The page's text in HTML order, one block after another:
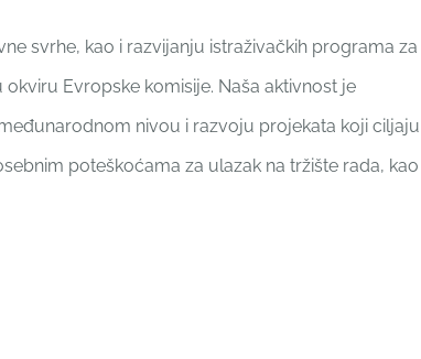
svrhe, kao i razvijanju istraživačkih programa za
Evropske komisije. Naša aktivnost je
nivou i razvoju projekata koji ciljaju
poteškoćama za ulazak na tržište rada, kao